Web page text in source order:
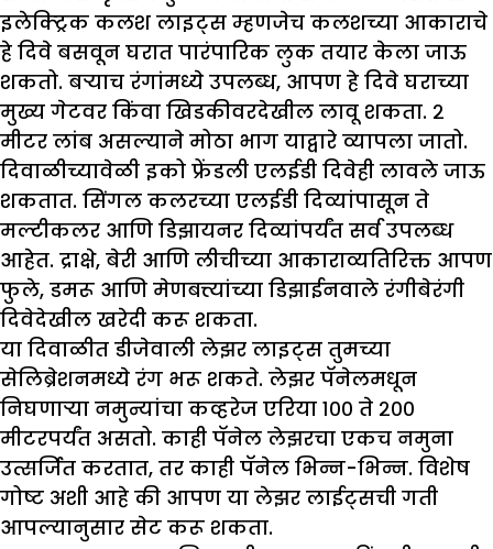
इलेक्ट्रिक कलश लाइट्स म्हणजेच कलशच्या आकाराचे
हे दिवे बसवून घरात पारंपारिक लुक तयार केला जाऊ
शकतो. बऱ्याच रंगांमध्ये उपलब्ध, आपण हे दिवे घराच्या
मुख्य गेटवर किंवा खिडकीवरदेखील लावू शकता. २
मीटर लांब असल्याने मोठा भाग याद्वारे व्यापला जातो.
दिवाळीच्यावेळी इको फ्रेंडली एलईडी दिवेही लावले जाऊ
शकतात. सिंगल कलरच्या एलईडी दिव्यांपासून ते
मल्टीकलर आणि डिझायनर दिव्यांपर्यंत सर्व उपलब्ध
आहेत. द्राक्षे, बेरी आणि लीचीच्या आकाराव्यतिरिक्त आपण
फुले, डमरू आणि मेणबत्त्यांच्या डिझाईनवाले रंगीबेरंगी
दिवेदेखील खरेदी करू शकता.
या दिवाळीत डीजेवाली लेझर लाइट्स तुमच्या
सेलिब्रेशनमध्ये रंग भरू शकते. लेझर पॅनेलमधून
निघणाऱ्या नमुन्यांचा कव्हरेज एरिया १०० ते २००
मीटरपर्यंत असतो. काही पॅनेल लेझरचा एकच नमुना
उत्सर्जित करतात, तर काही पॅनेल भिन्न-भिन्न. विशेष
गोष्ट अशी आहे की आपण या लेझर लाईट्सची गती
आपल्यानुसार सेट करू शकता.